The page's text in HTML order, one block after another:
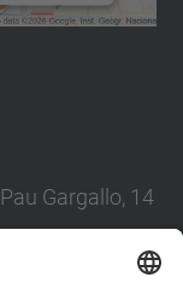
Gargallo, 14